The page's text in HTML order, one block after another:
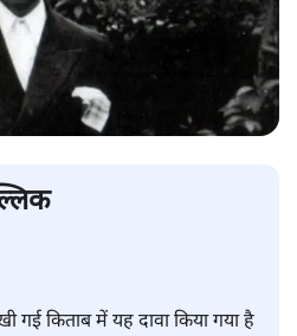
गई किताब में यह दावा किया गया है